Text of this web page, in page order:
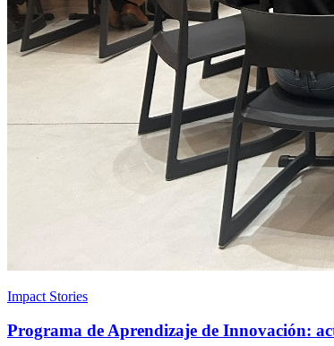
Impact Stories
Programa de Aprendizaje de Innovación: